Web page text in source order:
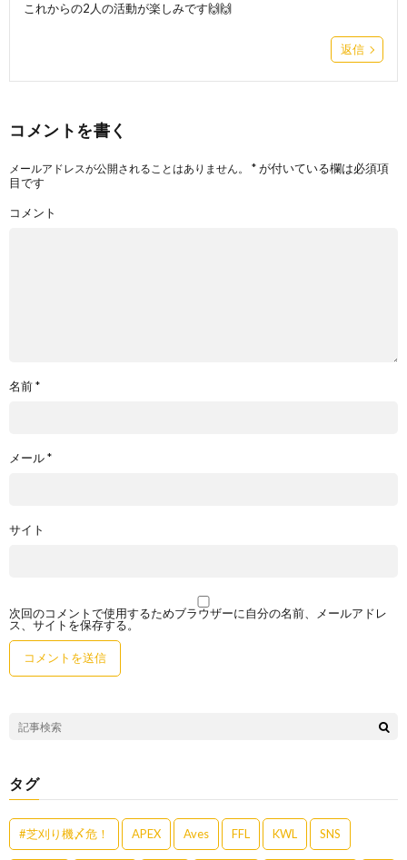
これからの2人の活動が楽しみです🙌🙌
返信
コメントを書く
メールアドレスが公開されることはありません。 *が付いている欄は必須項
目です
コメント
名前*
メール*
サイト
次回のコメントで使用するためブラウザーに自分の名前、メールアドレ
ス、サイトを保存する。
タグ
#芝刈り機〆危！ APEX Aves FFL KWL SNS